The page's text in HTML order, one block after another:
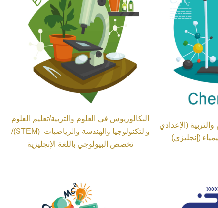
(الإعدادي
(إنجليزي)
البكالوريوس في العلوم والتربية/تعليم العلوم
والتكنولوجيا والهندسة والرياضيات (STEM)/
تخصص البيولوجي باللغة الإنجليزية